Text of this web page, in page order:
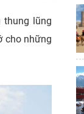
lũng
cho những